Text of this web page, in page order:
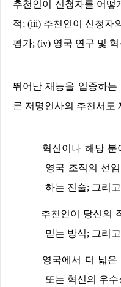
추천인이 신청자를 어떻
적; (iii) 추천인이 신청자
평가; (iv) 영국 연구 및
뛰어난 재능을 입증하
른 저명인사의 추천서도
혁신이나 해당
영국 조직의 선
하는 진술; 그리고
추천인이 당신의
믿는 방식; 그리고
영국에서 더 넓
또는 혁신의 우수